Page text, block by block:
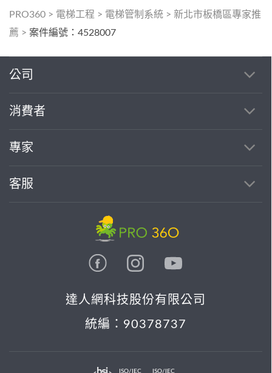
PRO360 > 電梯工程 > 電梯管制系統 > 新北市板橋區專家推
薦 > 案件編號：4528007
公司
消費者
專家
客服
達人網科技股份有限公司
統編：90378737
ISO/IEC ISO/IEC